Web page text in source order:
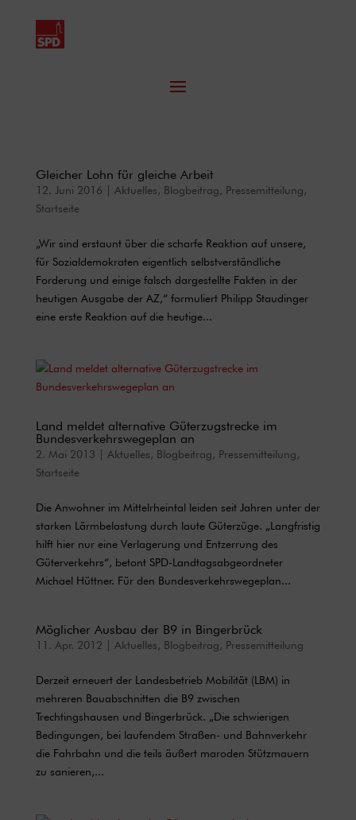
Gleicher Lohn für gleiche Arbeit
12. Juni 2016 Aktuelles, Blogbeitrag, Pressemitteilung,
Startseite
„Wir sind erstaunt über die scharfe Reaktion auf unsere,
für Sozialdemokraten eigentlich selbstverständliche
Forderung und einige falsch dargestellte Fakten in der
heutigen Ausgabe der AZ,“ formuliert Philipp Staudinger
eine erste Reaktion auf die heutige...
Land meldet alternative Güterzugstrecke im
Bundesverkehrswegeplan an
2. Mai 2013 Aktuelles, Blogbeitrag, Pressemitteilung,
Startseite
Die Anwohner im Mittelrheintal leiden seit Jahren unter der
starken Lärmbelastung durch laute Güterzüge. „Langfristig
hilft hier nur eine Verlagerung und Entzerrung des
Güterverkehrs“, betont SPD-Landtagsabgeordneter
Michael Hüttner. Für den Bundesverkehrswegeplan...
Möglicher Ausbau der B9 in Bingerbrück
11. Apr. 2012 Aktuelles, Blogbeitrag, Pressemitteilung
Derzeit erneuert der Landesbetrieb Mobilität (LBM) in
mehreren Bauabschnitten die B9 zwischen
Trechtingshausen und Bingerbrück. „Die schwierigen
Bedingungen, bei laufendem Straßen- und Bahnverkehr
die Fahrbahn und die teils äußert maroden Stützmauern
zu sanieren,...